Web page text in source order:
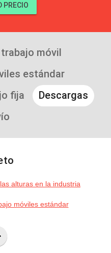
PRECIO
móvil
estándar
fija
Descargas
alturas en la industria
móviles estándar